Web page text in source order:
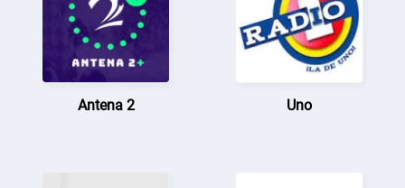
Antena 2 Uno